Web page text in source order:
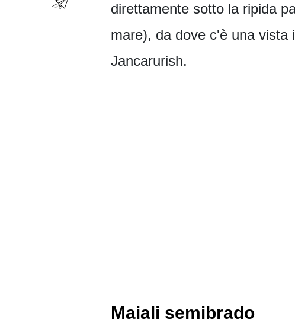
direttamente sotto la ripida
mare), da dove c'è una vista
Jancarurish.
Maiali semibrado